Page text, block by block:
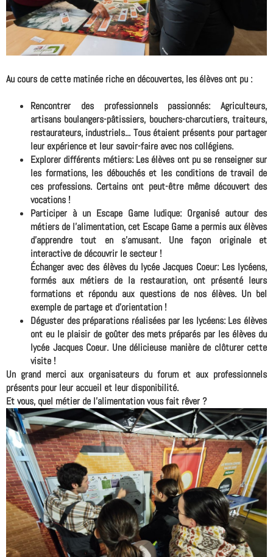
Au cours de cette matinée riche en découvertes, les élèves ont pu :
Rencontrer des professionnels passionnés: Agriculteurs,
artisans boulangers-pâtissiers, bouchers-charcutiers, traiteurs,
restaurateurs, industriels... Tous étaient présents pour partager
leur expérience et leur savoir-faire avec nos collégiens.
Explorer différents métiers: Les élèves ont pu se renseigner sur
les formations, les débouchés et les conditions de travail de
ces professions. Certains ont peut-être même découvert des
vocations !
Participer à un Escape Game ludique: Organisé autour des
métiers de l'alimentation, cet Escape Game a permis aux élèves
d'apprendre tout en s'amusant. Une façon originale et
interactive de découvrir le secteur !
Échanger avec des élèves du lycée Jacques Coeur: Les lycéens,
formés aux métiers de la restauration, ont présenté leurs
formations et répondu aux questions de nos élèves. Un bel
exemple de partage et d'orientation !
Déguster des préparations réalisées par les lycéens: Les élèves
ont eu le plaisir de goûter des mets préparés par les élèves du
lycée Jacques Coeur. Une délicieuse manière de clôturer cette
visite !
Un grand merci aux organisateurs du forum et aux professionnels
présents pour leur accueil et leur disponibilité.
Et vous, quel métier de l'alimentation vous fait rêver ?